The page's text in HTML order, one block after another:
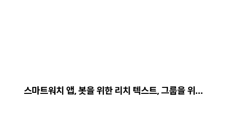
스마트워치 앱, 봇을 위한 리치 텍스트, 그룹을 위…